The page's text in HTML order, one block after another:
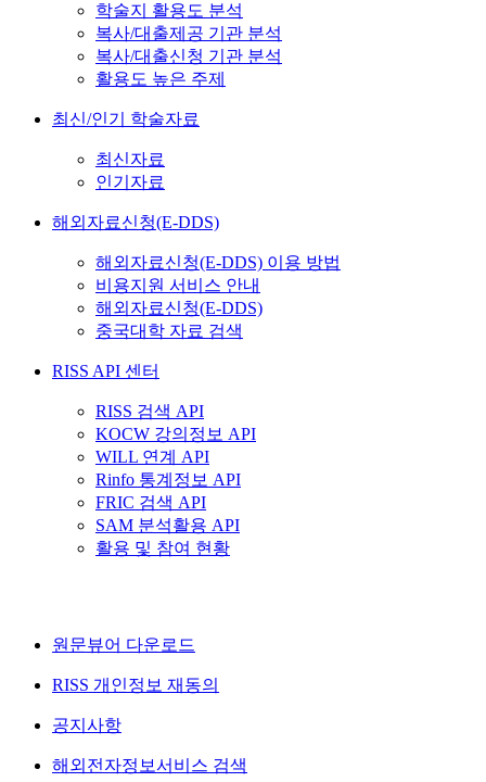
학술지 활용도 분석
복사/대출제공 기관 분석
복사/대출신청 기관 분석
활용도 높은 주제
최신/인기 학술자료
최신자료
인기자료
해외자료신청(E-DDS)
해외자료신청(E-DDS) 이용 방법
비용지원 서비스 안내
해외자료신청(E-DDS)
중국대학 자료 검색
RISS API 센터
RISS 검색 API
KOCW 강의정보 API
WILL 연계 API
Rinfo 통계정보 API
FRIC 검색 API
SAM 분석활용 API
활용 및 참여 현황
원문뷰어 다운로드
RISS 개인정보 재동의
공지사항
해외전자정보서비스 검색